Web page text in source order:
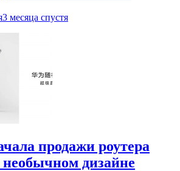
3 месяца спустя
продажи роутера
дизайне